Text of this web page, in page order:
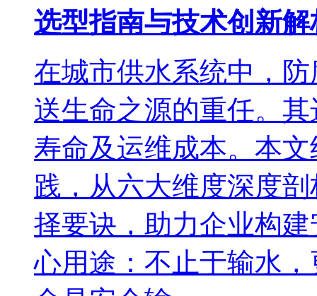
选型指南与技术创新解
在城市供水系统中，
送生命之源的重任。
寿命及运维成本。本
践，从六大维度深度
择要诀，助力企业构
心用途：不止于输水